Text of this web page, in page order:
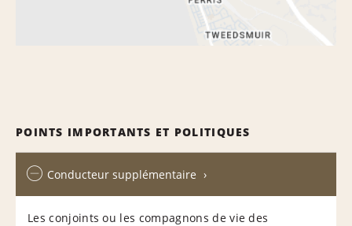
POINTS IMPORTANTS ET POLITIQUES
Conducteur supplémentaire
Les conjoints ou les compagnons de vie des